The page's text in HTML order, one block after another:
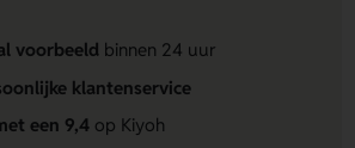
voorbeeldbinnen 24 uur
klantenservice
een 9,4op Kiyoh